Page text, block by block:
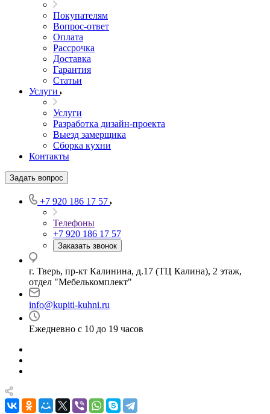
Покупателям
Вопрос-ответ
Оплата
Рассрочка
Доставка
Гарантия
Статьи
Услуги
Услуги
Разработка дизайн-проекта
Выезд замерщика
Сборка кухни
Контакты
Задать вопрос
+7 920 186 17 57
Телефоны
+7 920 186 17 57
Заказать звонок
г. Тверь, пр-кт Калинина, д.17 (ТЦ Калина), 2 этаж,
отдел "Мебелькомплект"
info@kupiti-kuhni.ru
Ежедневно с 10 до 19 часов